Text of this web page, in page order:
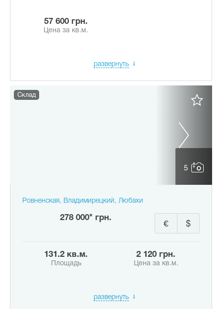
57 600 грн.
Цена за кв.м.
развернуть
5
Склад
Ровненская, Владимирецкий, Любахи
278 000* грн.
$
€
131.2 кв.м.
Площадь
2 120 грн.
Цена за кв.м.
развернуть